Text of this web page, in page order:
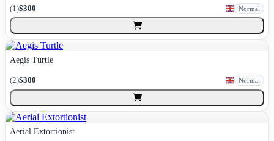
(1)$300 Normal
Aegis Turtle
(2)$300 Normal
Aerial Extortionist